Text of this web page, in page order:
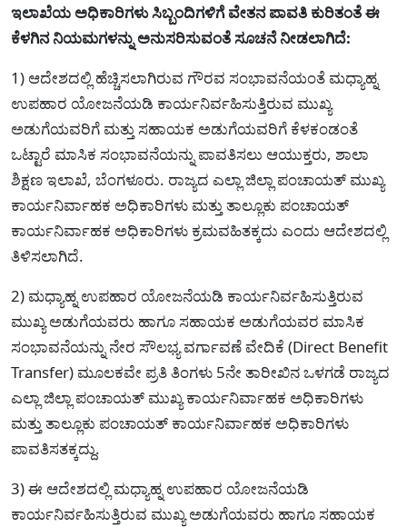
ಇಲಾಖೆಯ ಅಧಿಕಾರಿಗಳು ಸಿಬ್ಬಂದಿಗಳಿಗೆ ವೇತನ ಪಾವತಿ ಕುರಿತಂತೆ ಈ
ಕೆಳಗಿನ ನಿಯಮಗಳನ್ನು ಅನುಸರಿಸುವಂತೆ ಸೂಚನೆ ನೀಡಲಾಗಿದೆ:
1) ಆದೇಶದಲ್ಲಿ ಹೆಚ್ಚಿಸಲಾಗಿರುವ ಗೌರವ ಸಂಭಾವನೆಯಂತೆ ಮಧ್ಯಾಹ್ನ
ಉಪಹಾರ ಯೋಜನೆಯಡಿ ಕಾರ್ಯನಿರ್ವಹಿಸುತ್ತಿರುವ ಮುಖ್ಯ
ಅಡುಗೆಯವರಿಗೆ ಮತ್ತು ಸಹಾಯಕ ಅಡುಗೆಯವರಿಗೆ ಕೆಳಕಂಡಂತೆ
ಒಟ್ಟಾರೆ ಮಾಸಿಕ ಸಂಭಾವನೆಯನ್ನು ಪಾವತಿಸಲು ಆಯುಕ್ತರು, ಶಾಲಾ
ಶಿಕ್ಷಣ ಇಲಾಖೆ, ಬೆಂಗಳೂರು. ರಾಜ್ಯದ ಎಲ್ಲಾ ಜಿಲ್ಲಾ ಪಂಚಾಯತ್ ಮುಖ್ಯ
ಕಾರ್ಯನಿರ್ವಾಹಕ ಅಧಿಕಾರಿಗಳು ಮತ್ತು ತಾಲ್ಲೂಕು ಪಂಚಾಯತ್
ಕಾರ್ಯನಿರ್ವಾಹಕ ಅಧಿಕಾರಿಗಳು ಕ್ರಮವಹಿತಕ್ಕದು ಎಂದು ಆದೇಶದಲ್ಲಿ
ತಿಳಿಸಲಾಗಿದೆ.
2) ಮಧ್ಯಾಹ್ನ ಉಪಹಾರ ಯೋಜನೆಯಡಿ ಕಾರ್ಯನಿರ್ವಹಿಸುತ್ತಿರುವ
ಮುಖ್ಯ ಅಡುಗೆಯವರು ಹಾಗೂ ಸಹಾಯಕ ಅಡುಗೆಯವರ ಮಾಸಿಕ
ಸಂಭಾವನೆಯನ್ನು ನೇರ ಸೌಲಭ್ಯ ವರ್ಗಾವಣೆ ವೇದಿಕೆ (Direct Benefit
Transfer) ಮೂಲಕವೇ ಪ್ರತಿ ತಿಂಗಳು 5ನೇ ತಾರೀಖಿನ ಒಳಗಡೆ ರಾಜ್ಯದ
ಎಲ್ಲಾ ಜಿಲ್ಲಾ ಪಂಚಾಯತ್ ಮುಖ್ಯ ಕಾರ್ಯನಿರ್ವಾಹಕ ಅಧಿಕಾರಿಗಳು
ಮತ್ತು ತಾಲ್ಲೂಕು ಪಂಚಾಯತ್ ಕಾರ್ಯನಿರ್ವಾಹಕ ಅಧಿಕಾರಿಗಳು
ಪಾವತಿಸತಕ್ಕದ್ದು.
3) ಈ ಆದೇಶದಲ್ಲಿ ಮಧ್ಯಾಹ್ನ ಉಪಹಾರ ಯೋಜನೆಯಡಿ
ಕಾರ್ಯನಿರ್ವಹಿಸುತ್ತಿರುವ ಮುಖ್ಯ ಅಡುಗೆಯವರು ಹಾಗೂ ಸಹಾಯಕ